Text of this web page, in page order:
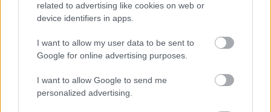
related to advertising like cookies on web or
device identifiers in apps.
I want to allow my user data to be sent to
Google for online advertising purposes.
I want to allow Google to send me
personalized advertising.